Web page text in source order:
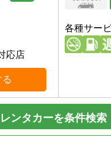
応店
各種サー
ンタカーを条件検索